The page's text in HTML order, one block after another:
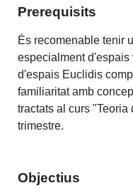
Prerequisits
És recomenable tenir
especialment d'espais
d'espais Euclidis
familiaritat amb
tractats al curs
trimestre.
Objectius